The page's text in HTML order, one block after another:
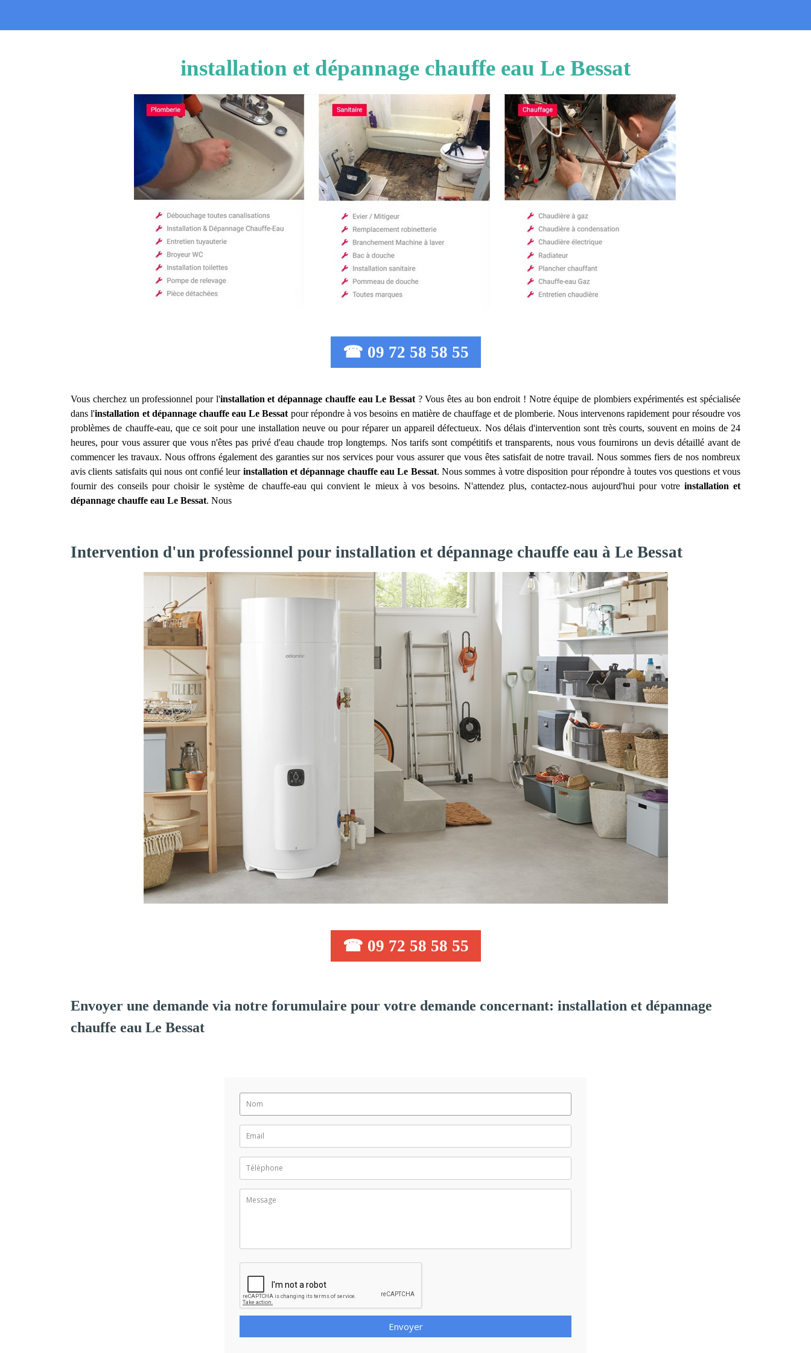
installation et dépannage chauffe eau Le Bessat
☎ 09 72 58 58 55
Vous cherchez un professionnel pour l'installation et dépannage chauffe eau Le Bessat? Vous êtes au bon endroit ! Notre équipe de plombiers expérimentés est spécialisée
dans l'installation et dépannage chauffe eau Le Bessat pour répondre à vos besoins en matière de chauffage et de plomberie. Nous intervenons rapidement pour résoudre vos
problèmes de chauffe-eau, que ce soit pour une installation neuve ou pour réparer un appareil défectueux. Nos délais d'intervention sont très courts, souvent en moins de 24
heures, pour vous assurer que vous n'êtes pas privé d'eau chaude trop longtemps. Nos tarifs sont compétitifs et transparents, nous vous fournirons un devis détaillé avant de
commencer les travaux. Nous offrons également des garanties sur nos services pour vous assurer que vous êtes satisfait de notre travail. Nous sommes fiers de nos nombreux
avis clients satisfaits qui nous ont confié leur installation et dépannage chauffe eau Le Bessat. Nous sommes à votre disposition pour répondre à toutes vos questions et vous
fournir des conseils pour choisir le système de chauffe-eau qui convient le mieux à vos besoins. N'attendez plus, contactez-nous aujourd'hui pour votre installation et
dépannage chauffe eau Le Bessat. Nous
Intervention d'un professionnel pour installation et dépannage chauffe eau à Le Bessat
☎ 09 72 58 58 55
Envoyer une demande via notre forumulaire pour votre demande concernant: installation et dépannage
chauffe eau Le Bessat
Envoyer